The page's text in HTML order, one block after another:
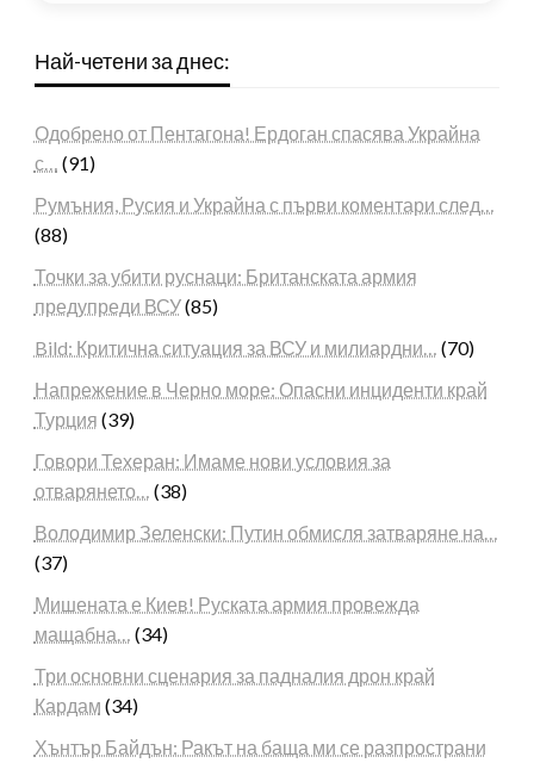
Най-четени за днес:
Одобрено от Пентагона! Ердоган спасява Украйна
с… (91)
Румъния, Русия и Украйна с първи коментари след…
(88)
Точки за убити руснаци: Британската армия
предупреди ВСУ(85)
Bild: Критична ситуация за ВСУ и милиардни… (70)
Напрежение в Черно море: Опасни инциденти край
Турция (39)
Говори Техеран: Имаме нови условия за
отварянето… (38)
Володимир Зеленски: Путин обмисля затваряне на…
(37)
Мишената е Киев! Руската армия провежда
мащабна… (34)
Три основни сценария за падналия дрон край
Кардам (34)
Хънтър Байдън: Ракът на баща ми се разпространи